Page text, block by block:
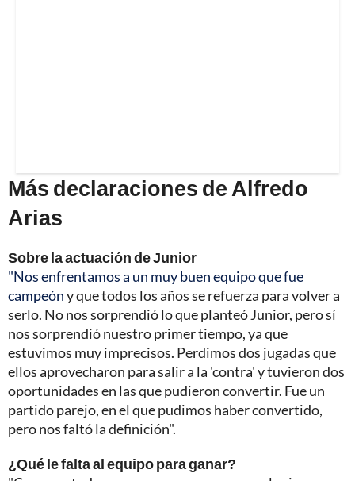
Más declaraciones de Alfredo
Arias
Sobre la actuación de Junior
"Nos enfrentamos a un muy buen equipo que fue
campeóny que todos los años se refuerza para volver a
serlo. No nos sorprendió lo que planteó Junior, pero sí
nos sorprendió nuestro primer tiempo, ya que
estuvimos muy imprecisos. Perdimos dos jugadas que
ellos aprovecharon para salir a la 'contra' y tuvieron dos
oportunidades en las que pudieron convertir. Fue un
partido parejo, en el que pudimos haber convertido,
pero nos faltó la definición".
¿Qué le falta al equipo para ganar?